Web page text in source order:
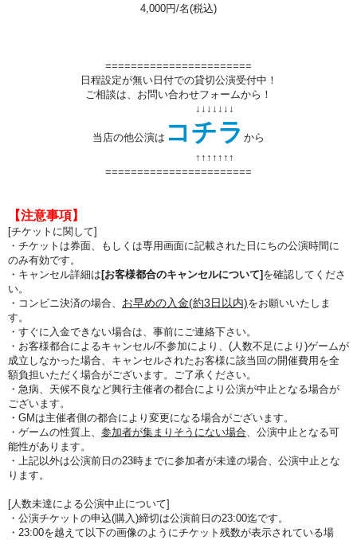
4,000円/名(税込)
=======================
日程設定が無い日付での貸切公演受付中！
ご相談は、お問い合わせフォームから！
↓↓↓↓↓↓↓
当店の他公演は コチラ から
↑↑ ↑↑ ↑↑ ↑
=======================
【注意事項】
[チケットに関して]
・チケットは券面、もしくは専用画面に記載された日にちの公演時間に
のみ有効です。
・キャンセル詳細は [お客様都合のキャンセルについて] を確認してくださ
い。
・コンビニ決済の場合、 お早めの入金(約3日以内)をお願いいたしま
す。
・すぐに入金できない場合は、事前にご連絡下さい。
・お客様都合によるキャンセル/不参加により、(人数不足により)ゲームが
成立しなかった場合、キャンセルされたお客様に該当回の開催費用を全
額負担いただく場合がございます。ご了承ください。
・急病、天候不良など興行主催者の都合により公演が中止となる場合が
ございます。
・GMは主催者側の都合により変更になる場合がございます。
・ゲームの性質上、 参加者が集まりそうにない場合、公演中止となる可
能性があります。
・上記以外は公演前日の23時までに参加者が未達の場合、公演中止とな
ります。
[人数未達による公演中止について]
・公演チケットの申込(購入)締切は公演前日の23:00迄です。
・23:00を越えて以下の画像のようにチケット残数が表示されている場